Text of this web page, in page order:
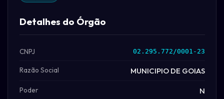
Detalhes do Órgão
CNPJ 02.295.772/0001-23
Razão Social MUNICIPIO DE GOIAS
Poder N